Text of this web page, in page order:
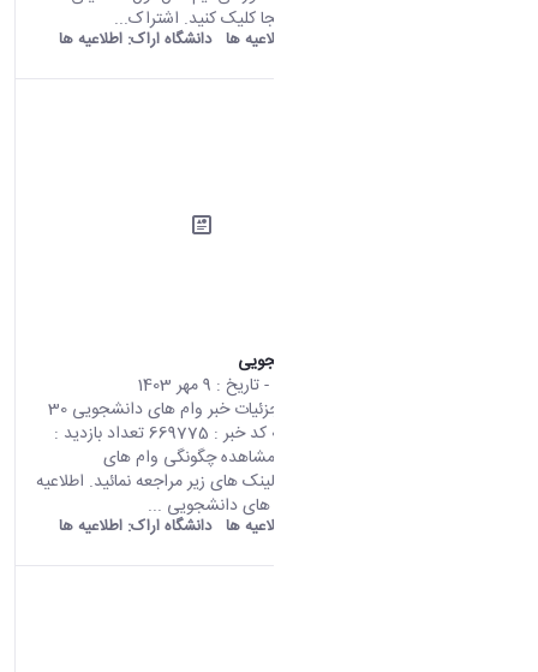
اطلاعیه ها دانشگاه اراک: اطلاعیه ها
وام های دانشجویی
- تاریخ : 9 مهر 1403
صفحه اصلی جزئیات خبر وام های دانشجویی 30
09 2024 05:20 کد خبر : 669775 تعداد بازدید :
21337 جهت مشاهده چگونگی وام های
دانشجویی به لینک های زیر مراجعه نمائید. اطلاعیه
درخواست وام های دانشجویی ...
اطلاعیه ها دانشگاه اراک: اطلاعیه ها